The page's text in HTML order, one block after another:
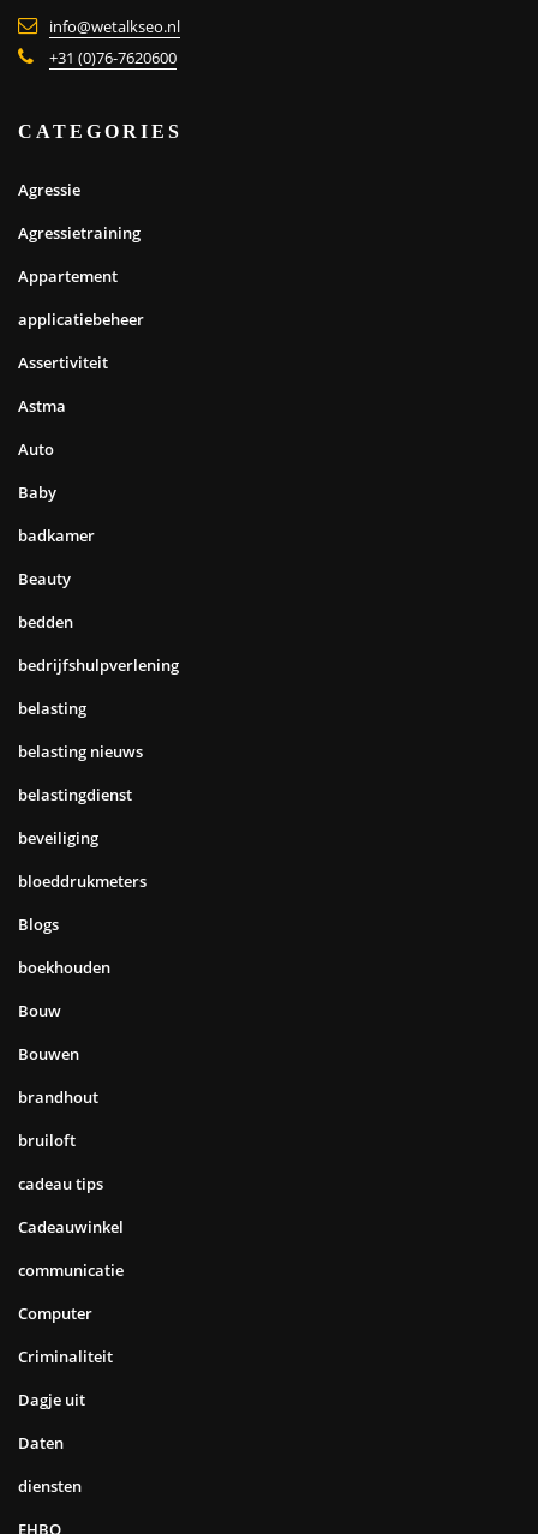
info@wetalkseo.nl
+31 (0)76-7620600
CATEGORIES
Agressie
Agressietraining
Appartement
applicatiebeheer
Assertiviteit
Astma
Auto
Baby
badkamer
Beauty
bedden
bedrijfshulpverlening
belasting
belasting nieuws
belastingdienst
beveiliging
bloeddrukmeters
Blogs
boekhouden
Bouw
Bouwen
brandhout
bruiloft
cadeau tips
Cadeauwinkel
communicatie
Computer
Criminaliteit
Dagje uit
Daten
diensten
EHBO